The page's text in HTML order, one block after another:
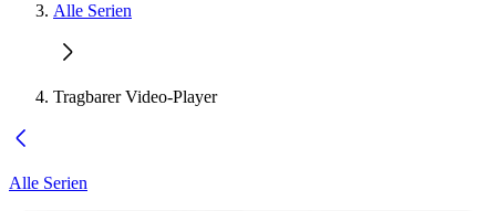
Alle Serien
Tragbarer Video-Player
Alle Serien